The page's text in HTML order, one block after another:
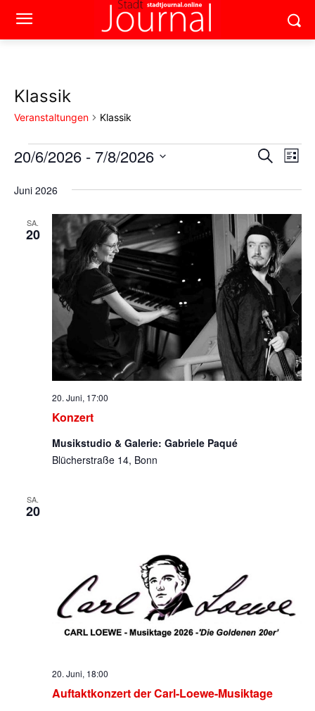
Klassik
Veranstaltungen Klassik
Veranstaltungen
Suche
und
SucheListe
20/6/2026 - 7/8/2026
wählen.
Juni 2026
SA.
20
Konzert
20. Juni, 17:00
Musikstudio & Galerie: Gabriele Paqué
Blücherstraße 14, Bonn
SA.
20
Auftaktkonzert der Carl-Loewe-Musiktage
20. Juni, 18:00